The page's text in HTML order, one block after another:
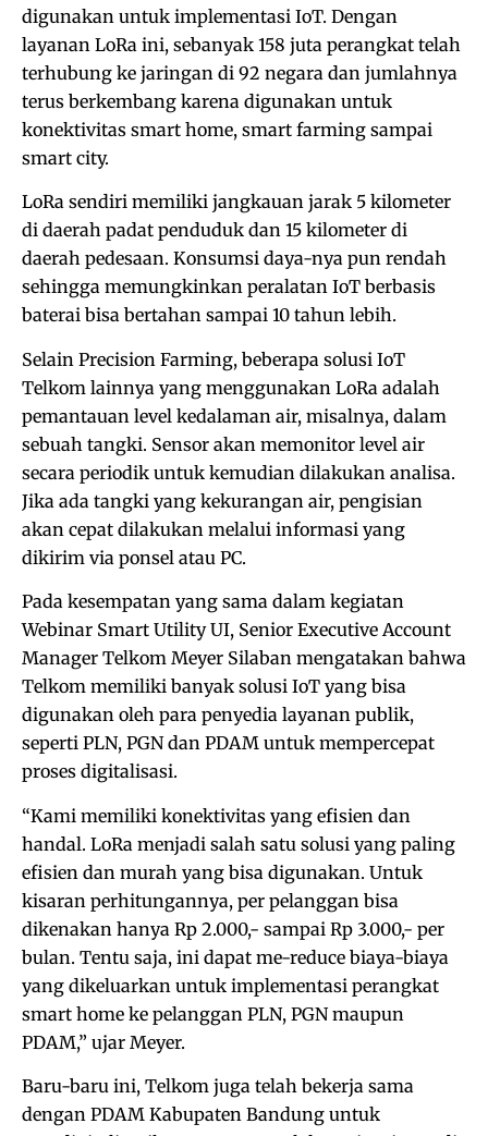
digunakan untuk implementasi IoT. Dengan
layanan LoRa ini, sebanyak 158 juta perangkat telah
terhubung ke jaringan di 92 negara dan jumlahnya
terus berkembang karena digunakan untuk
konektivitas smart home, smart farming sampai
smart city.
LoRa sendiri memiliki jangkauan jarak 5 kilometer
di daerah padat penduduk dan 15 kilometer di
daerah pedesaan. Konsumsi daya-nya pun rendah
sehingga memungkinkan peralatan IoT berbasis
baterai bisa bertahan sampai 10 tahun lebih.
Selain Precision Farming, beberapa solusi IoT
Telkom lainnya yang menggunakan LoRa adalah
pemantauan level kedalaman air, misalnya, dalam
sebuah tangki. Sensor akan memonitor level air
secara periodik untuk kemudian dilakukan analisa.
Jika ada tangki yang kekurangan air, pengisian
akan cepat dilakukan melalui informasi yang
dikirim via ponsel atau PC.
Pada kesempatan yang sama dalam kegiatan
Webinar Smart Utility UI, Senior Executive Account
Manager Telkom Meyer Silaban mengatakan bahwa
Telkom memiliki banyak solusi IoT yang bisa
digunakan oleh para penyedia layanan publik,
seperti PLN, PGN dan PDAM untuk mempercepat
proses digitalisasi.
“Kami memiliki konektivitas yang efisien dan
handal. LoRa menjadi salah satu solusi yang paling
efisien dan murah yang bisa digunakan. Untuk
kisaran perhitungannya, per pelanggan bisa
dikenakan hanya Rp 2.000,- sampai Rp 3.000,- per
bulan. Tentu saja, ini dapat me-reduce biaya-biaya
yang dikeluarkan untuk implementasi perangkat
smart home ke pelanggan PLN, PGN maupun
PDAM,” ujar Meyer.
Baru-baru ini, Telkom juga telah bekerja sama
dengan PDAM Kabupaten Bandung untuk